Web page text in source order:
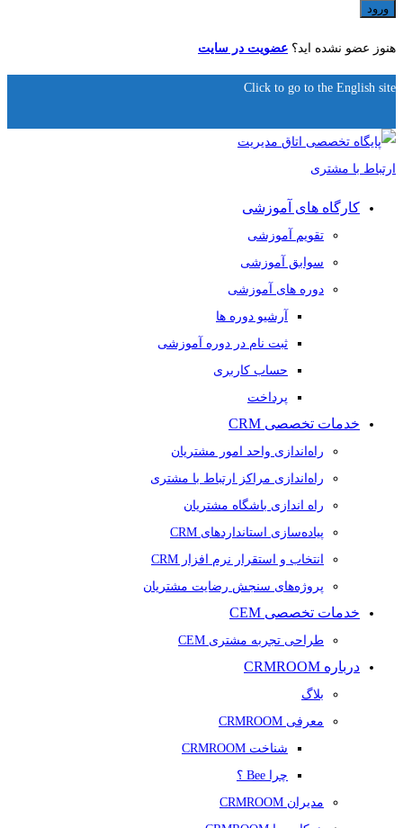
هنوز عضو نشده اید؟ عضویت در سایت
Click to go to the English site
کارگاه های آموزشی
تقویم آموزشی
سوابق آموزشی
دوره های آموزشی
آرشیو دوره ها
ثبت نام در دوره آموزشی
حساب کاربری
پرداخت
خدمات تخصصی CRM
راه‌اندازی واحد امور مشتریان
راه‌اندازی مراکز ارتباط با مشتری
راه اندازی باشگاه مشتریان
پیاده‌سازی استانداردهای CRM
انتخاب و استقرار نرم افزار CRM
پروژه‌های سنجش رضایت مشتریان
خدمات تخصصی CEM
طراحی تجربه مشتری CEM
درباره CRMROOM
بلاگ
معرفی CRMROOM
شناخت CRMROOM
چرا Bee ؟
مدیران CRMROOM